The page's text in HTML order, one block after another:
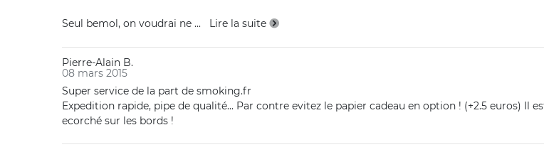
Seul bemol, on voudrai ne ... Lire la suite
Pierre-Alain B.
08 mars 2015
Super service de la part de smoking.fr
Expedition rapide, pipe de qualité... Par contre evitez le papier cadeau en option ! (+2.5 euros)
ecorché sur les bords !